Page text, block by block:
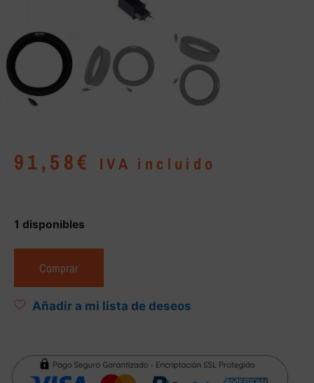
91,58€ IVA incluido
1 disponibles
Comprar
Añadir a mi lista de deseos